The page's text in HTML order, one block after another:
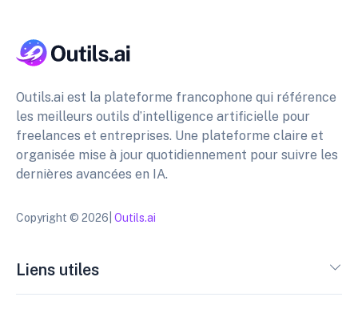
Outils.ai est la plateforme francophone qui référence
les meilleurs outils d’intelligence artificielle pour
freelances et entreprises. Une plateforme claire et
organisée mise à jour quotidiennement pour suivre les
dernières avancées en IA.
Copyright © 2026| Outils.ai
Liens utiles